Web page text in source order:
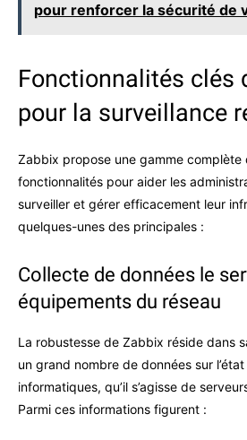
pour renforcer la sécurité de
Fonctionnalités clés
pour la surveillance
Zabbix propose une gamme complète
fonctionnalités pour aider les
surveiller et gérer efficacement leur
quelques-unes des principales :
Collecte de données le
équipements du réseau
La robustesse de Zabbix réside dans
un grand nombre de données sur
informatiques, qu’il s’agisse de
Parmi ces informations figurent :